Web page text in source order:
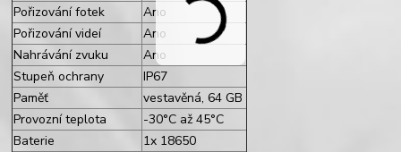
Pořizování fotek
Ano
Pořizování videí
Ano
Nahrávání zvuku
Ano
Stupeň ochrany
IP67
Paměť
vestavěná, 64 GB
Provozní teplota
-30°C až 45°C
Baterie
1x 18650